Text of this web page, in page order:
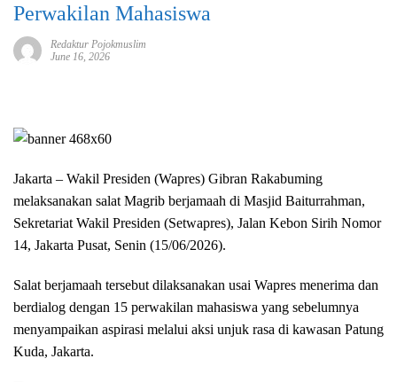
Perwakilan Mahasiswa
Redaktur Pojokmuslim
June 16, 2026
Jakarta – Wakil Presiden (Wapres) Gibran Rakabuming
melaksanakan salat Magrib berjamaah di Masjid Baiturrahman,
Sekretariat Wakil Presiden (Setwapres), Jalan Kebon Sirih Nomor
14, Jakarta Pusat, Senin (15/06/2026).
Salat berjamaah tersebut dilaksanakan usai Wapres menerima dan
berdialog dengan 15 perwakilan mahasiswa yang sebelumnya
menyampaikan aspirasi melalui aksi unjuk rasa di kawasan Patung
Kuda, Jakarta.